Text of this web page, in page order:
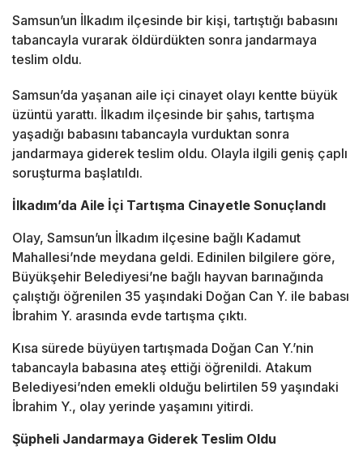
Samsun’un İlkadım ilçesinde bir kişi, tartıştığı babasını
tabancayla vurarak öldürdükten sonra jandarmaya
teslim oldu.
Samsun’da yaşanan aile içi cinayet olayı kentte büyük
üzüntü yarattı. İlkadım ilçesinde bir şahıs, tartışma
yaşadığı babasını tabancayla vurduktan sonra
jandarmaya giderek teslim oldu. Olayla ilgili geniş çaplı
soruşturma başlatıldı.
İlkadım’da Aile İçi Tartışma Cinayetle Sonuçlandı
Olay, Samsun’un İlkadım ilçesine bağlı Kadamut
Mahallesi’nde meydana geldi. Edinilen bilgilere göre,
Büyükşehir Belediyesi’ne bağlı hayvan barınağında
çalıştığı öğrenilen 35 yaşındaki Doğan Can Y. ile babası
İbrahim Y. arasında evde tartışma çıktı.
Kısa sürede büyüyen tartışmada Doğan Can Y.’nin
tabancayla babasına ateş ettiği öğrenildi. Atakum
Belediyesi’nden emekli olduğu belirtilen 59 yaşındaki
İbrahim Y., olay yerinde yaşamını yitirdi.
Şüpheli Jandarmaya Giderek Teslim Oldu